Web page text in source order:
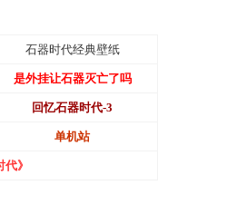
石器时代经典壁纸
是外挂让石器灭亡了吗
回忆石器时代-3
单机站
》